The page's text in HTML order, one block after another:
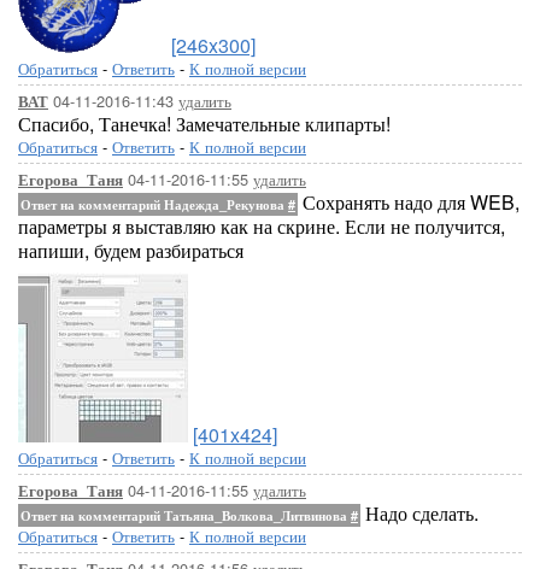
[246x300]
Обратиться - Ответить - К полной версии
ВАТ 04-11-2016-11:43 удалить
Спасибо, Танечка! Замечательные клипарты!
Обратиться - Ответить - К полной версии
Егорова_Таня 04-11-2016-11:55 удалить
Ответ на комментарий Надежда_Рекунова # Сохранять надо для WEB,
параметры я выставляю как на скрине. Если не получится,
напиши, будем разбираться
[401x424]
Обратиться - Ответить - К полной версии
Егорова_Таня 04-11-2016-11:55 удалить
Ответ на комментарий Татьяна_Волкова_Литвинова # Надо сделать.
Обратиться - Ответить - К полной версии